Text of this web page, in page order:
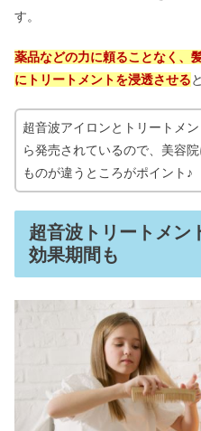
す。
薬品などの力に頼ることなく、
にトリートメントを浸透させる
超音波アイロンとトリートメ
ら発売されているので、美容
ものが違うところがポイント♪
超音波トリートメン
効果期間も